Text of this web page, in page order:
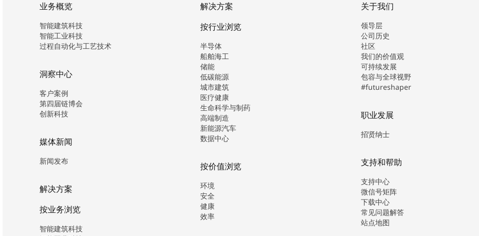
业务概览
智能建筑科技
智能工业科技
过程自动化与工艺技术
洞察中心
客户案例
第四届链博会
创新科技
媒体新闻
新闻发布
解决方案
按业务浏览
智能建筑科技
解决方案
按行业浏览
半导体
船舶海工
储能
低碳能源
城市建筑
医疗健康
生命科学与制药
高端制造
新能源汽车
数据中心
按价值浏览
环境
安全
健康
效率
关于我们
领导层
公司历史
社区
我们的价值观
可持续发展
包容与全球视野
#futureshaper
职业发展
招贤纳士
支持和帮助
支持中心
微信号矩阵
下载中心
常见问题解答
站点地图